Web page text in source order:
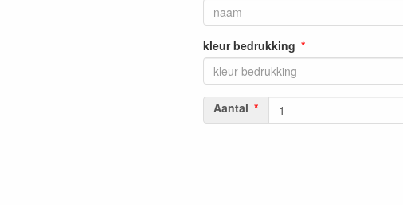
kleur bedrukking
Aantal